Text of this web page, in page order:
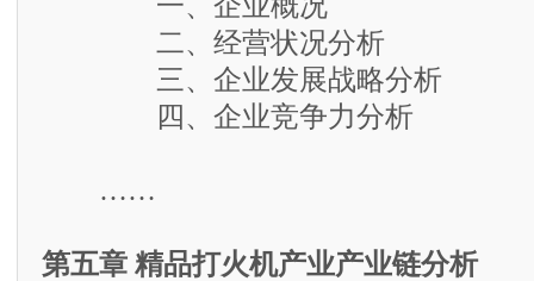
二、经营状况分析
三、企业发展战略分析
四、企业竞争力分析
……
第五章 精品打火机产业产业链分析